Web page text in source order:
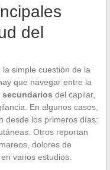
del
simple cuestión de la
que navegar entre la
secundarios del capilar,
En algunos casos,
desde los primeros días:
Otros reportan
dolores de
varios estudios.